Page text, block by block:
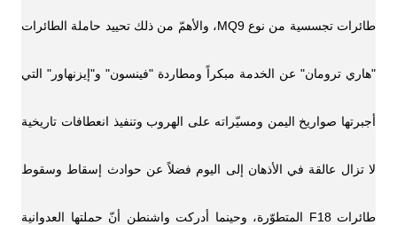
طائرات تجسسية من نوع MQ9، والأهمّ من ذلك تحييد حاملة الطائرات
"هاري ترومان" عن الخدمة مبكراً ومطاردة "فينسون" و"إيزنهاور" التي
أجبرتها صواريخ اليمن ومسيّراته على الهروب وتنفيذ انعطافات تاريخية
لا تزال عالقة في الأذهان إلى اليوم فضلاً عن حوادث إسقاط وسقوط
طائرات F18 المتطوّرة، وحينما أدركت واشنطن أنّ حملتها العدوانية